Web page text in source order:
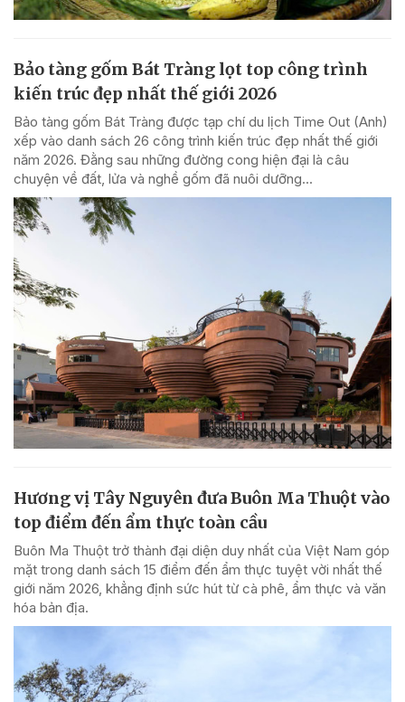
Bảo tàng gốm Bát Tràng lọt top công trình
kiến trúc đẹp nhất thế giới 2026
Bảo tàng gốm Bát Tràng được tạp chí du lịch Time Out (Anh)
xếp vào danh sách 26 công trình kiến trúc đẹp nhất thế giới
năm 2026. Đằng sau những đường cong hiện đại là câu
chuyện về đất, lửa và nghề gốm đã nuôi dưỡng...
Hương vị Tây Nguyên đưa Buôn Ma Thuột vào
top điểm đến ẩm thực toàn cầu
Buôn Ma Thuột trở thành đại diện duy nhất của Việt Nam góp
mặt trong danh sách 15 điểm đến ẩm thực tuyệt vời nhất thế
giới năm 2026, khẳng định sức hút từ cà phê, ẩm thực và văn
hóa bản địa.